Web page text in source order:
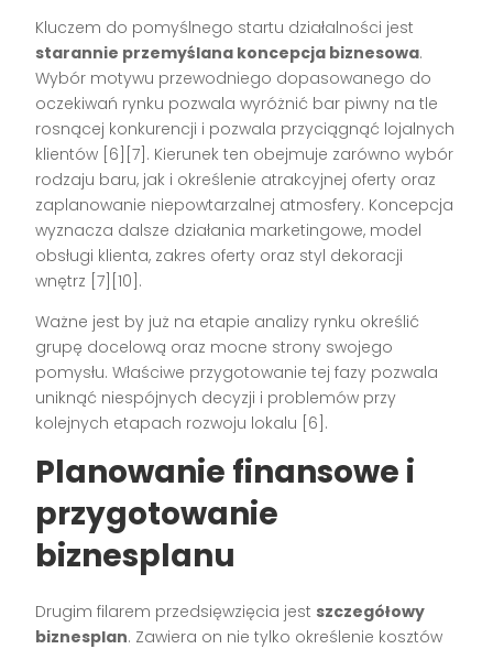
Kluczem do pomyślnego startu działalności jest
starannie przemyślana koncepcja biznesowa.
Wybór motywu przewodniego dopasowanego do
oczekiwań rynku pozwala wyróżnić bar piwny na tle
rosnącej konkurencji i pozwala przyciągnąć lojalnych
klientów [6][7] . Kierunek ten obejmuje zarówno wybór
rodzaju baru, jak i określenie atrakcyjnej oferty oraz
zaplanowanie niepowtarzalnej atmosfery. Koncepcja
wyznacza dalsze działania marketingowe, model
obsługi klienta, zakres oferty oraz styl dekoracji
wnętrz [7][10] .
Ważne jest by już na etapie analizy rynku określić
grupę docelową oraz mocne strony swojego
pomysłu. Właściwe przygotowanie tej fazy pozwala
uniknąć niespójnych decyzji i problemów przy
kolejnych etapach rozwoju lokalu [6] .
Planowanie finansowe i
przygotowanie
biznesplanu
Drugim filarem przedsięwzięcia jest szczegółowy
biznesplan. Zawiera on nie tylko określenie kosztów